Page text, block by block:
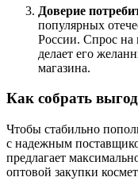
Доверие
популярных
России. Спрос на
делает его
магазина.
Как собрать
Чтобы стабильно
с надежным
предлагает
оптовой закупки